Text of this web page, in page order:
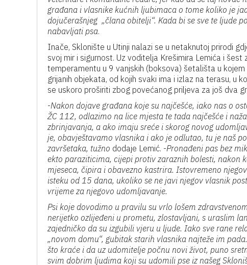
građana i vlasnike kućnih ljubimaca o tome koliko je
dojučerašnjeg „člana obitelji“. Kada bi se sve te ljude
nabavljati psa.
Inače, Sklonište u Utinji nalazi se u netaknutoj prirodi
svoj mir i sigurnost. Uz voditelja Krešimira Lemića i
temperamentu u 9 vanjskih (boksova) šetališta u
grijanih objekata, od kojih svaki ima i izlaz na terasu, u
se uskoro proširiti zbog povećanog priljeva za još dva
-Nakon dojave građana koje su najčešće, iako nas o
ŽC 112, odlazimo na lice mjesta te tada najčešće i
zbrinjavanja, a ako imaju sreće i skorog novog
je, obavještavamo vlasnika i ako je odlutao, tu je naš
završetaka, tužno dodaje Lemić. -Pronađeni pas bez
ekto paraziticima, cijepi protiv zaraznih bolesti, nakon
mjeseca, čipira i obavezno kastrira. Istovremeno
isteku od 15 dana, ukoliko se ne javi njegov vlasnik
vrijeme za njegovo udomljavanje.
Psi koje dovodimo u pravilu su vrlo lošem
nerijetko ozlijeđeni u prometu, zlostavljani, s uraslim
zajedničko da su izgubili vjeru u ljude. Iako sve rane
„novom domu“, gubitak starih vlasnika najteže im
što kraće i da uz udomitelje počnu novi život, puno
svim dobrim ljudima koji su udomili pse iz našeg